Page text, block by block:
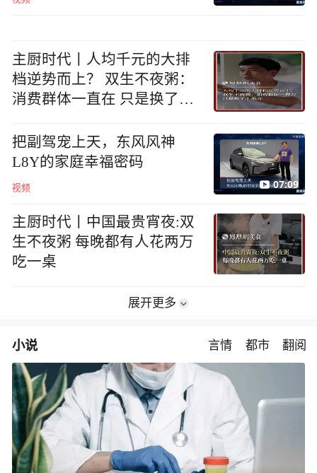
主厨时代丨人均千元的大排
档逆势而上？ 双生不夜粥：
消费群体一直在 只是换了个
把副驾宠上天，东风风神
L8Y的家庭幸福密码
视频 07:09
主厨时代丨中国最贵宵夜:双
生不夜粥 每晚都有人花两万
吃一桌
展开更多
小说 言情 都市 翻阅